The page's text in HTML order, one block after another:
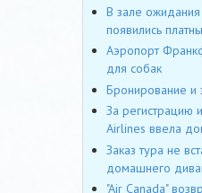
В зале
появились
Аэропорт
для собак
Бронирование и
За регистрацию
Airlines ввела
Заказ тура не
домашнего
"Air Canada"